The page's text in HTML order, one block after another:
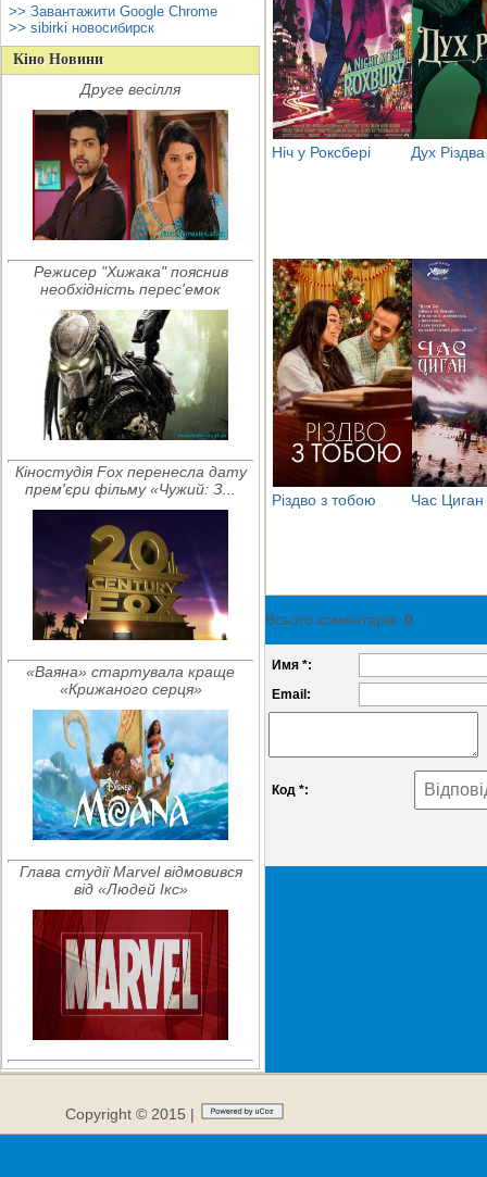
>> Завантажити Google Chrome
>> sibirki новосибирск
Кіно Новини
Друге весілля
Режисер "Хижака" пояснив
необхідність перес'емок
Кіностудія Fox перенесла дату
прем'єри фільму «Чужий: З...
«Ваяна» стартувала краще
«Крижаного серця»
Глава студії Marvel відмовився
від «Людей Ікс»
Ніч у Роксбері Дух Різдва
Різдво з тобою Час Циган
Всього коментарів: 0
Имя *:
Email:
Код *:
Copyright © 2015 |